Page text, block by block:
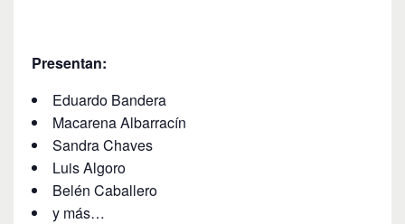
Presentan:
Eduardo Bandera
Macarena Albarracín
Sandra Chaves
Luis Algoro
Belén Caballero
y más…